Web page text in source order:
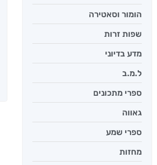
הומור וסאטירה
שפות זרות
מדע בדיוני
ל.מ.ב
ספרי מתכונים
גאווה
ספרי שמע
מחזות